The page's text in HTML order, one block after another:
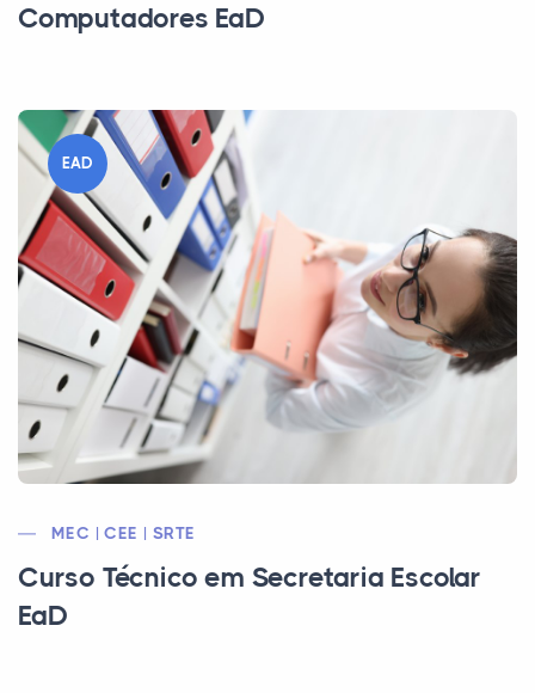
Computadores EaD
EAD
MEC | CEE | SRTE
Curso Técnico em Secretaria Escolar
EaD